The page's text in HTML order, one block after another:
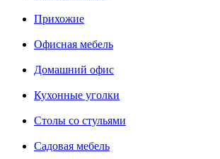
Прихожие
Офисная мебель
Домашний офис
Кухонные уголки
Столы со стульями
Садовая мебель